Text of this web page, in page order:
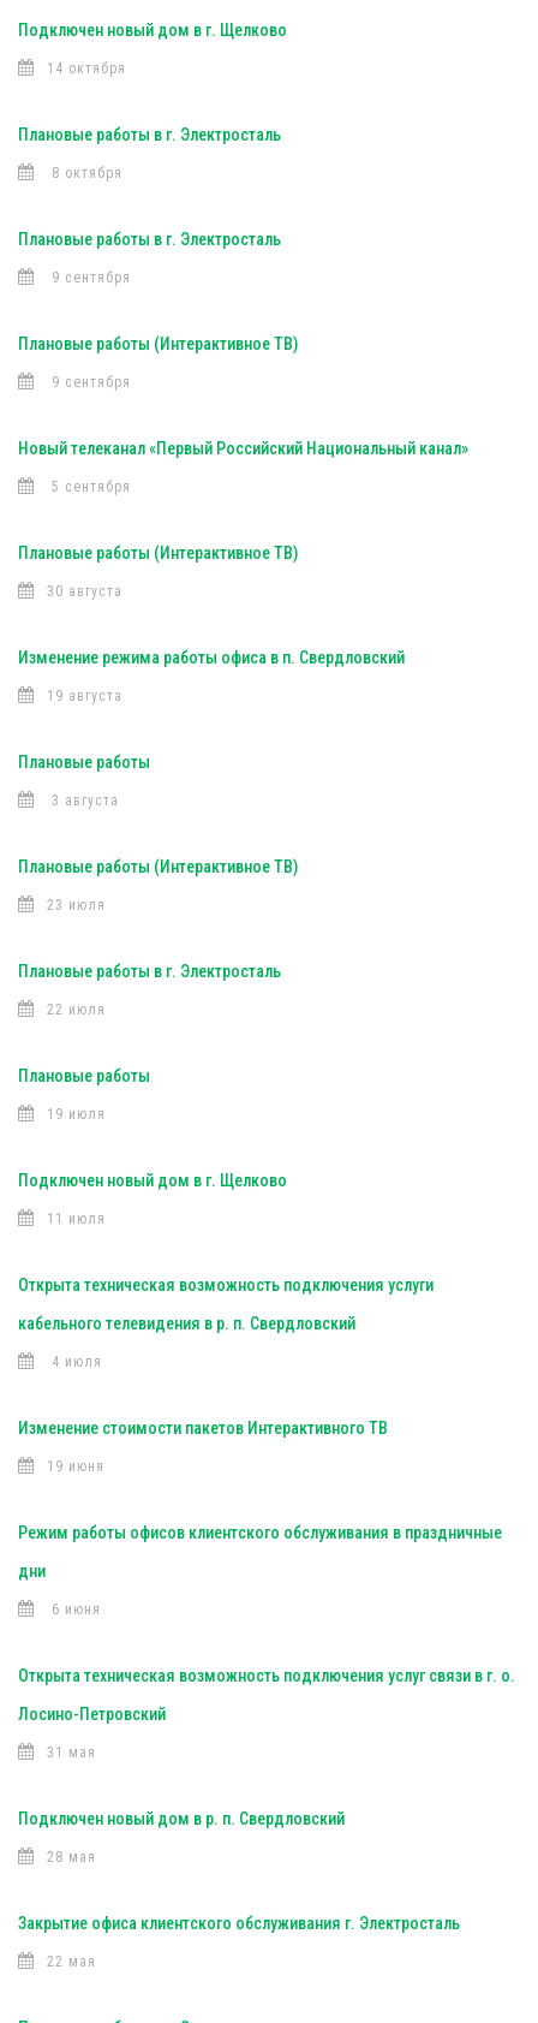
Подключен новый дом в г. Щелково
14 октября
Плановые работы в г. Электросталь
8 октября
Плановые работы в г. Электросталь
9 сентября
Плановые работы (Интерактивное ТВ)
9 сентября
Новый телеканал «Первый Российский Национальный канал»
5 сентября
Плановые работы (Интерактивное ТВ)
30 августа
Изменение режима работы офиса в п. Свердловский
19 августа
Плановые работы
3 августа
Плановые работы (Интерактивное ТВ)
23 июля
Плановые работы в г. Электросталь
22 июля
Плановые работы
19 июля
Подключен новый дом в г. Щелково
11 июля
Открыта техническая возможность подключения услуги
кабельного телевидения в р. п. Свердловский
4 июля
Изменение стоимости пакетов Интерактивного ТВ
19 июня
Режим работы офисов клиентского обслуживания в праздничные
дни
6 июня
Открыта техническая возможность подключения услуг связи в г. о.
Лосино-Петровский
31 мая
Подключен новый дом в р. п. Свердловский
28 мая
Закрытие офиса клиентского обслуживания г. Электросталь
22 мая